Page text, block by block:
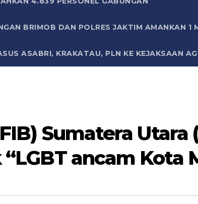
BRIMOB DAN POLRES JAKTIM AMANKAN 1
ASABRI, KRAKATAU, PLN KE KEJAKSAAN
Sumatera
ancam Kota